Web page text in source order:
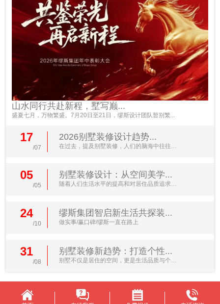
山水同行共赴新程，墅写巅...
盛夏七月，万物繁盛。7月20日至21日，缪斯设计团队暂别繁...
17
/07
2026别墅装修设计趋势...
在过去，提及别墅装修，人们的脑海中往往浮
05
/05
别墅装修设计：从空间美学...
随着人们生活水平的提高和对居住品质追求的
24
/10
缪斯集团智启新生活共探装...
做实事/赢口碑/缪斯一直在路上
31
/08
别墅装修新趋势：打造个性...
别墅不仅是居住的空间，更是生活品质与个人